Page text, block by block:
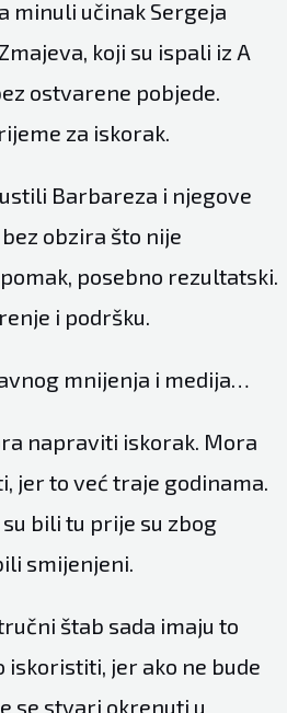
minuli učinak Sergeja
koji su ispali iz A
ostvarene pobjede.
za iskorak.
Barbareza i njegove
obzira što nije
posebno rezultatski.
i podršku.
mnijenja i medija…
napraviti iskorak. Mora
jer to već traje godinama.
bili tu prije su zbog
smijenjeni.
štab sada imaju to
jer ako ne bude
se stvari okrenuti u